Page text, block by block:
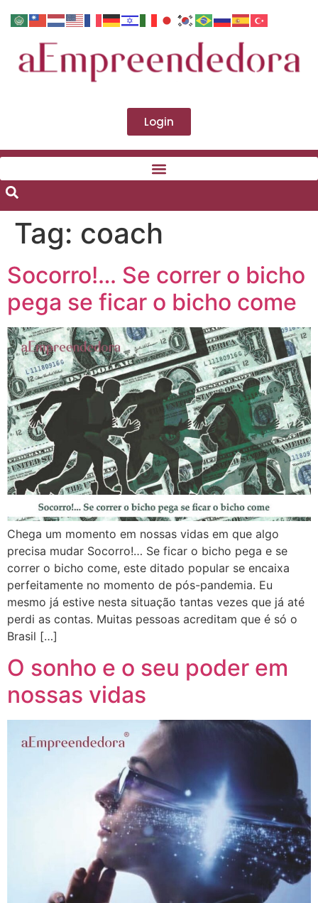
Login
Tag: coach
Socorro!… Se correr o bicho
pega se ficar o bicho come
Chega um momento em nossas vidas em que algo
precisa mudar Socorro!… Se ficar o bicho pega e se
correr o bicho come, este ditado popular se encaixa
perfeitamente no momento de pós-pandemia. Eu
mesmo já estive nesta situação tantas vezes que já até
perdi as contas. Muitas pessoas acreditam que é só o
Brasil […]
O sonho e o seu poder em
nossas vidas